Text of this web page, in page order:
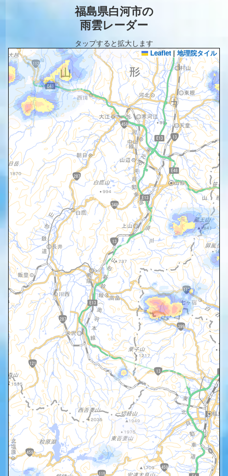
福島県白河市の
雨雲レーダー
タップすると拡大します
Leaflet | 地理院タイル